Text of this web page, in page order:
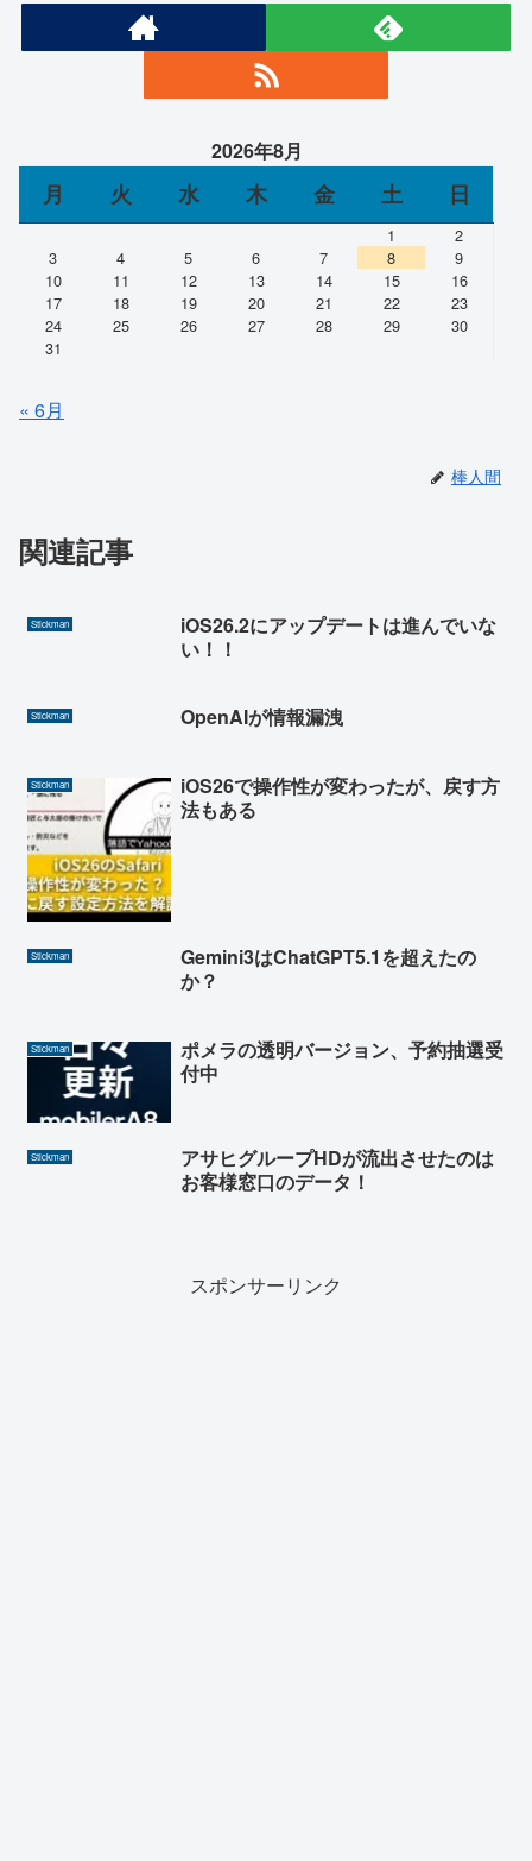
2026年8月
月 火 水 木 金 土 日
1
2
3
4 5 6 7 8
9
10
11 12 13 14 15
16
17
18 19 20 21 22
23
24
25 26 27 28 29
30
31
« 6月
棒人間
関連記事
Stickman
iOS26.2にアップデートは進んでいな
い！！
Stickman OpenAIが情報漏洩
Stickman
iOS26で操作性が変わったが、戻す方
法もある
Stickman
Gemini3はChatGPT5.1を超えたの
か？
Stickman
ポメラの透明バージョン、予約抽選受
付中
Stickman
アサヒグループHDが流出させたのは
お客様窓口のデータ！
スポンサーリンク